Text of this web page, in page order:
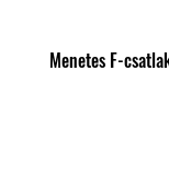
Menetes F-